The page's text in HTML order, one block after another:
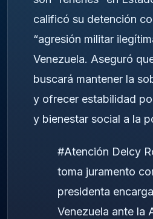
calificó su detención
“agresión militar
Venezuela. Aseguró
buscará mantener la
y ofrecer estabilidad
y bienestar social a la
#Atención Delcy
toma juramento
presidenta
Venezuela ante la